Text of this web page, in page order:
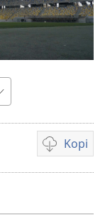
Kopi
Auala
e